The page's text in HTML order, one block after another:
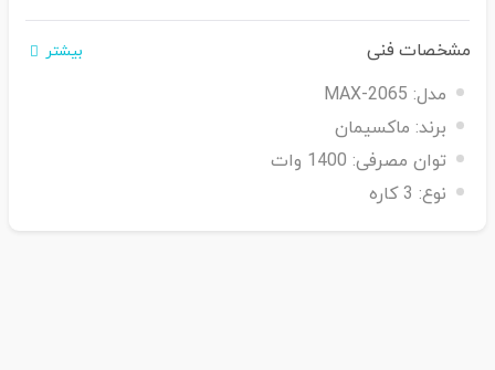
مشخصات فنی بیشتر
مدل: MAX-2065
برند: ماکسیمان
توان مصرفی: 1400 وات
نوع: 3 کاره